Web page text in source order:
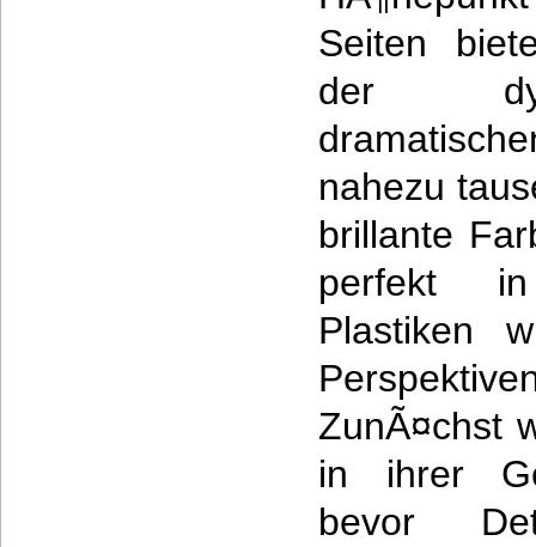
Seiten
der
nahezu
brillante
perfekt
Plastiken
ZunÃ¤chst
in ihrer
bevor